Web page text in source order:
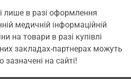
лише в разі оформлення
медичній інформаційній
на товари в разі купівлі
закладах-партнерах можуть
зазначені на сайті!